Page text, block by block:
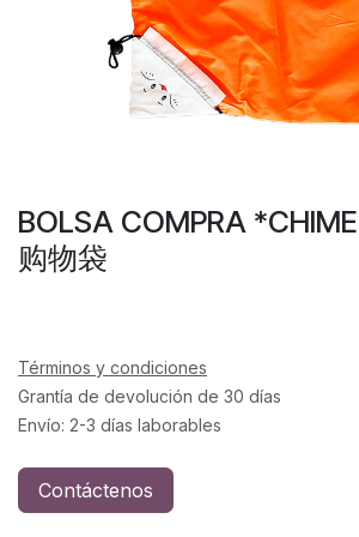
BOLSA COMPRA
购物袋
Términos y condiciones
Grantía de devolución de 30 días
Envío: 2-3 días laborables
Contáctenos